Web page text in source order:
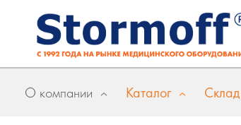
О компании Каталог Склад